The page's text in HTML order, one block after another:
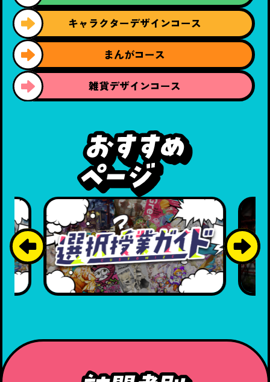
キャラクターデザインコース
まんがコース
雑貨デザインコース